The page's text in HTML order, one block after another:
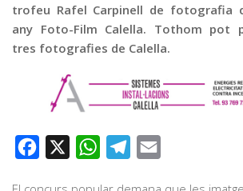
trofeu Rafel Carpinell de fotografia
any Foto-Film Calella. Tothom pot
tres fotografies de Calella.
Facebook WhatsAppTelegram